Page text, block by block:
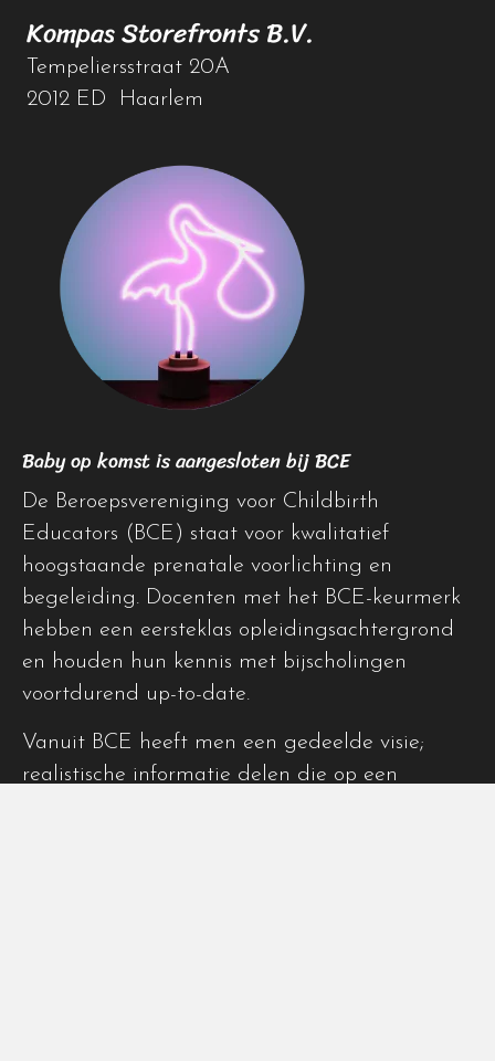
Kompas Storefronts B.V.
Tempeliersstraat 20A
2012 ED Haarlem
Baby op komst is aangesloten bij BCE
De Beroepsvereniging voor Childbirth
Educators (BCE) staat voor kwalitatief
hoogstaande prenatale voorlichting en
begeleiding. Docenten met het BCE-keurmerk
hebben een eersteklas opleidingsachtergrond
en houden hun kennis met bijscholingen
voortdurend up-to-date.
Vanuit BCE heeft men een gedeelde visie;
realistische informatie delen die op een